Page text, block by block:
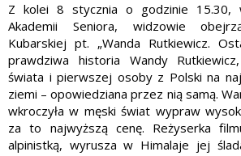
Z kolei 8 stycznia o godzinie 15.30,
Akademii Seniora, widzowie
Kubarskiej pt. „Wanda Rutkiewicz.
prawdziwa historia Wandy
świata i pierwszej osoby z Polski na
ziemi – opowiedziana przez nią samą.
wkroczyła w męski świat wypraw
za to najwyższą cenę. Reżyserka
alpinistką, wyrusza w Himalaje jej